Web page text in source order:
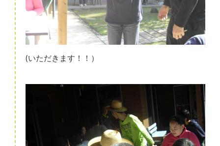
(いただきます！！）